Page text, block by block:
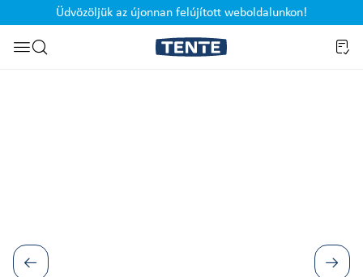
Ugrás a kereséshez
Üdvözöljük az újonnan felújított weboldalunkon!